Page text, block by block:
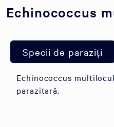
Echinococcus
Specii de paraziți
Echinococcus
parazitară.